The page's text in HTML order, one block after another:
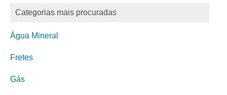
Categorias mais procuradas
Água Mineral
Fretes
Gás